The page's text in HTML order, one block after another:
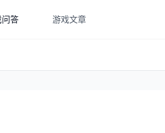
问答 游戏文章